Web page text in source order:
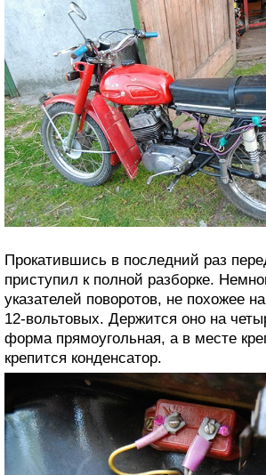
Прокатившись в последний раз
приступил к полной разборке.
указателей поворотов, не похожее
12-вольтовых. Держится оно на
форма прямоугольная, а в месте
крепится конденсатор.